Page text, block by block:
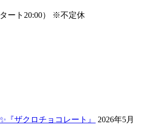
ート20:00） ※不定休
『ザクロチョコレート』
2026年5月